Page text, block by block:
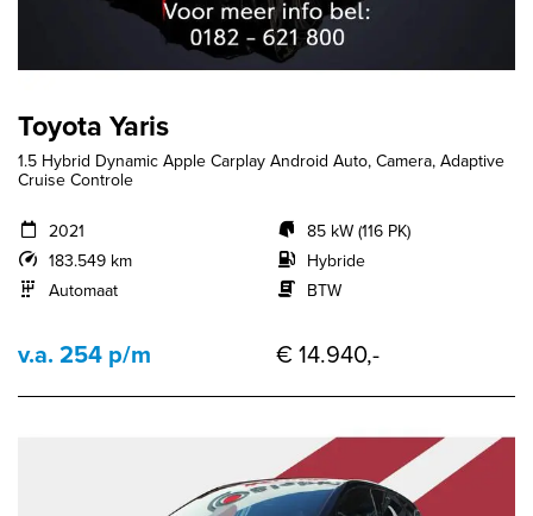
Toyota Yaris
1.5 Hybrid Dynamic Apple Carplay Android Auto, Camera, Adaptive
Cruise Controle
2021
183.549 km
Automaat
85 kW (116 PK)
Hybride
BTW
v.a. 254 p/m € 14.940,-